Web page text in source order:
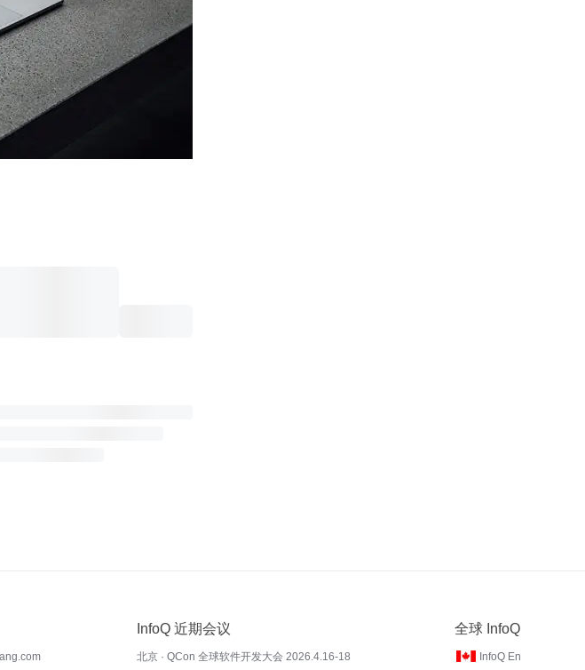
InfoQ 近期会议
北京 · QCon 全球软件开发大会 2026.4.16-18
全球 InfoQ
InfoQ En